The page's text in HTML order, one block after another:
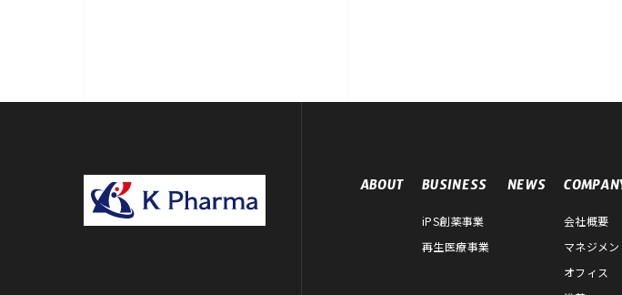
ABOUT BUSINESS
iPS創薬事業
再生医療事業
NEWS
会社概要
マネジメ
オフィス